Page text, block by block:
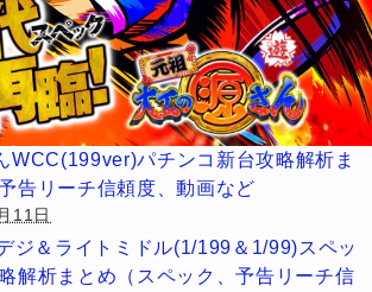
WCC(199ver)パチンコ新台攻略解析ま
告リーチ信頼度、動画など
11日
ジ＆ライトミドル(1/199＆1/99)スペッ
解析まとめ（スペック、予告リーチ信